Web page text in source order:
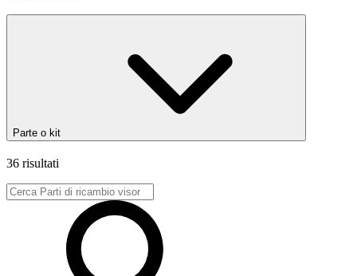
Parte o kit
36 risultati